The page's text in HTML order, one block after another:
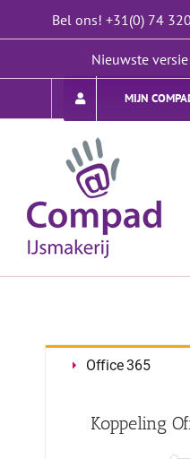
Bel ons! +31(0) 74
Nieuwste versie
MIJN
Office 365
Koppeling